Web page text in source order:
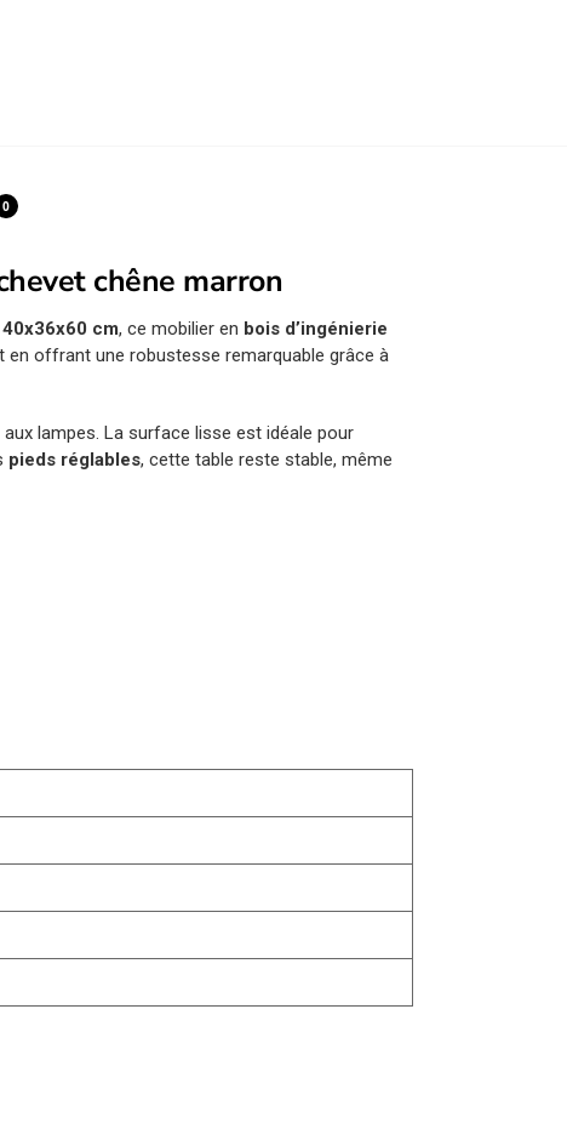
0
chêne marron
40x36x60 cm, ce mobilier en bois d’ingénierie
offrant une robustesse remarquable grâce à
lampes. La surface lisse est idéale pour
pieds réglables, cette table reste stable, même